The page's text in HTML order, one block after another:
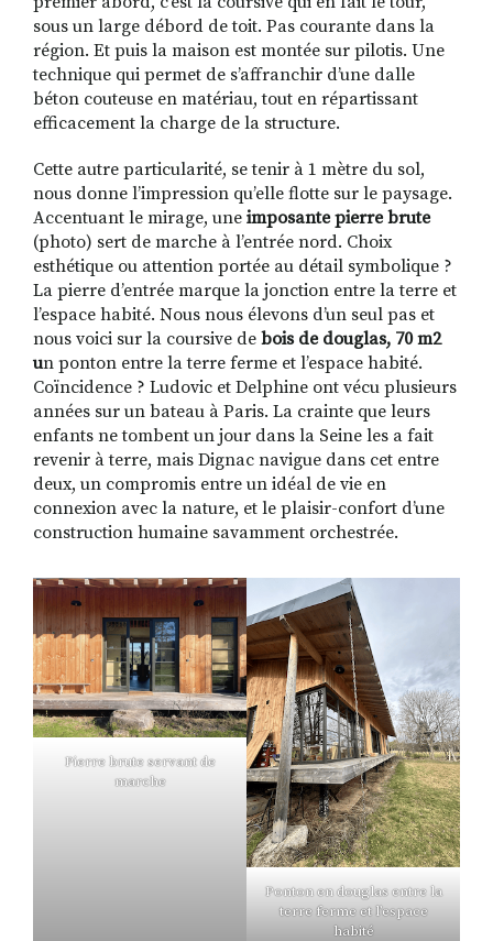
sous un large débord de toit. Pas courante dans la
région. Et puis la maison est montée sur pilotis. Une
technique qui permet de s’affranchir d’une dalle
béton couteuse en matériau, tout en répartissant
efficacement la charge de la structure.
Cette autre particularité, se tenir à 1 mètre du sol,
nous donne l’impression qu’elle flotte sur le paysage.
Accentuant le mirage, une imposante pierre brute
(photo) sert de marche à l’entrée nord. Choix
esthétique ou attention portée au détail symbolique ?
La pierre d’entrée marque la jonction entre la terre et
l’espace habité. Nous nous élevons d’un seul pas et
nous voici sur la coursive de bois de douglas, 70 m2
un ponton entre la terre ferme et l’espace habité.
Coïncidence ? Ludovic et Delphine ont vécu plusieurs
années sur un bateau à Paris. La crainte que leurs
enfants ne tombent un jour dans la Seine les a fait
revenir à terre, mais Dignac navigue dans cet entre
deux, un compromis entre un idéal de vie en
connexion avec la nature, et le plaisir-confort d’une
construction humaine savamment orchestrée.
Pierre brute servant de
marche
Ponton en douglas entre la
terre ferme et l’espace
habité